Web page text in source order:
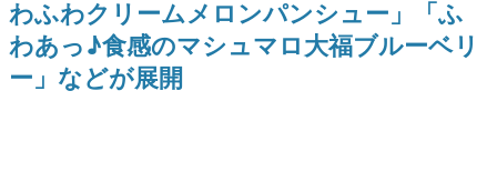
赫本
この物語を解いてはいけない。『赫本』は、〈試験問題〉
の形をした短編ホラー小説集です。
わふわクリームメロンパンシュー」「ふ
わあっ♪食感のマシュマロ大福ブルーベリ
ー」などが展開